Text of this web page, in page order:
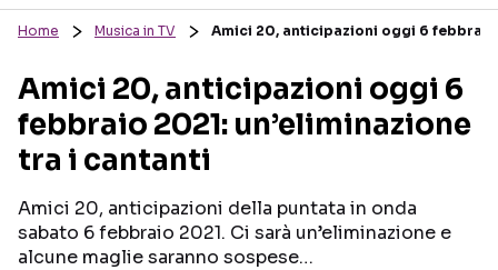
RECENSIONI MUSICALI
INTERVISTE
GOSSIP E CURIOSITÀ
TESTI CANZONI
TOUR ED EVENTI
Home Musica in TV Amici 20, anticipazioni oggi 6 febbraio
Amici 20, anticipazioni oggi 6
febbraio 2021: un’eliminazione
tra i cantanti
Amici 20, anticipazioni della puntata in onda
sabato 6 febbraio 2021. Ci sarà un’eliminazione e
alcune maglie saranno sospese…